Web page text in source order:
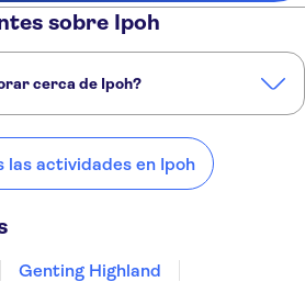
sobre Ipoh
cerca de Ipoh?
Kuala Lumpur Putrajaya
las actividades en Ipoh
Genting Highland